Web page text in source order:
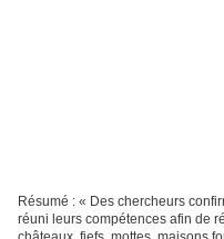
Résumé : « Des chercheurs
réuni leurs compétences afin de